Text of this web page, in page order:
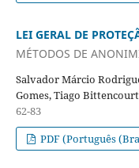
LEI GERAL DE
MÉTODOS DE
Salvador Márcio
Gomes, Tiago
62-83
PDF (Português